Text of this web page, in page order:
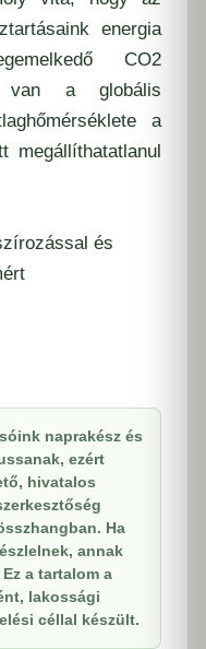
energia
CO2
van a globális
a
megállíthatatlanul
és
naprakész és
ezért
hivatalos
Ha
annak
a tartalom a
lakossági
céllal készült.